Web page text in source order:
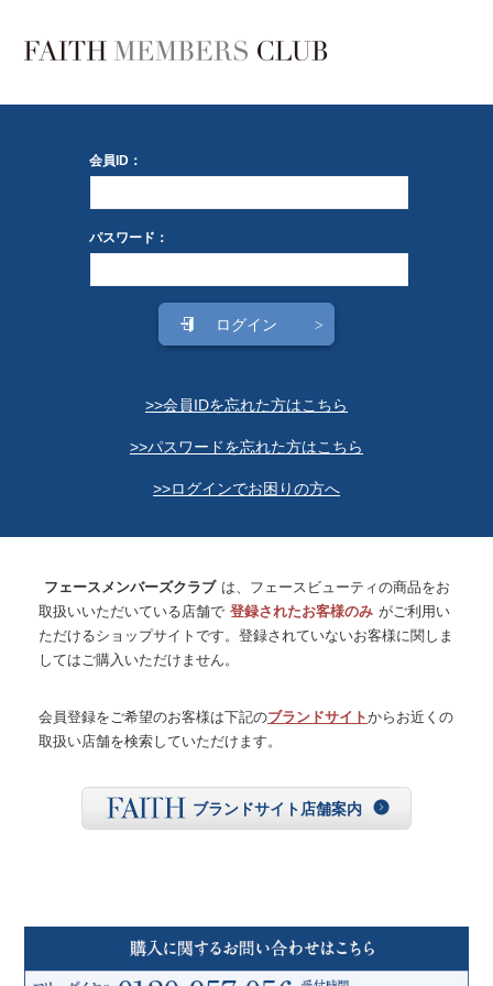
フェースメンバーズクラブ は、フェースビューティの商品をお
取扱いいただいている店舗で 登録されたお客様のみ がご利用い
ただけるショップサイトです。登録されていないお客様に関しま
してはご購入いただけません。
会員登録をご希望のお客様は下記のブランドサイトからお近くの
取扱い店舗を検索していただけます。
ブランドサイト店舗案内
会員ID：
パスワード：
>>会員IDを忘れた方はこちら
>>パスワードを忘れた方はこちら
>>ログインでお困りの方へ